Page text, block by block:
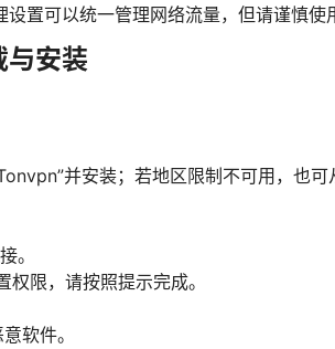
置可以统一管理网络流量，但请谨慎使
安装
并安装；若地区限制不可用，也
。
限，请按照提示完成。
软件。